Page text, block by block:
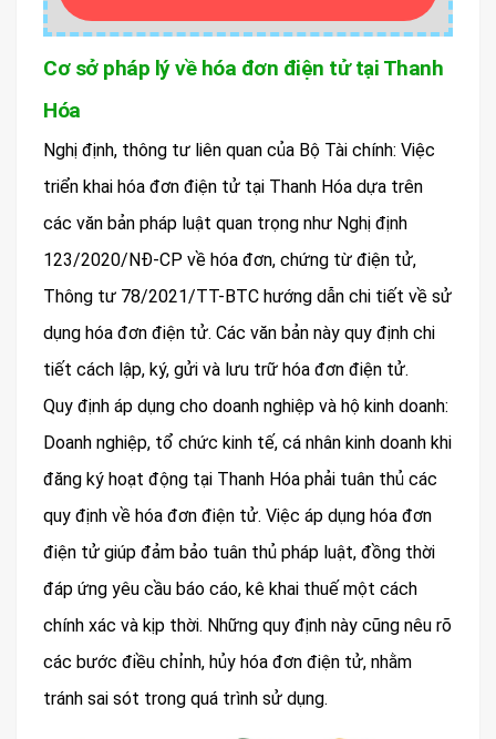
Cơ sở pháp lý về hóa đơn điện tử tại Thanh
Hóa
Nghị định, thông tư liên quan của Bộ Tài chính: Việc
triển khai hóa đơn điện tử tại Thanh Hóa dựa trên
các văn bản pháp luật quan trọng như Nghị định
123/2020/NĐ-CP về hóa đơn, chứng từ điện tử,
Thông tư 78/2021/TT-BTC hướng dẫn chi tiết về sử
dụng hóa đơn điện tử. Các văn bản này quy định chi
tiết cách lập, ký, gửi và lưu trữ hóa đơn điện tử.
Quy định áp dụng cho doanh nghiệp và hộ kinh doanh:
Doanh nghiệp, tổ chức kinh tế, cá nhân kinh doanh khi
đăng ký hoạt động tại Thanh Hóa phải tuân thủ các
quy định về hóa đơn điện tử. Việc áp dụng hóa đơn
điện tử giúp đảm bảo tuân thủ pháp luật, đồng thời
đáp ứng yêu cầu báo cáo, kê khai thuế một cách
chính xác và kịp thời. Những quy định này cũng nêu rõ
các bước điều chỉnh, hủy hóa đơn điện tử, nhằm
tránh sai sót trong quá trình sử dụng.